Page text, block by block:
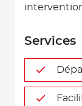
Services